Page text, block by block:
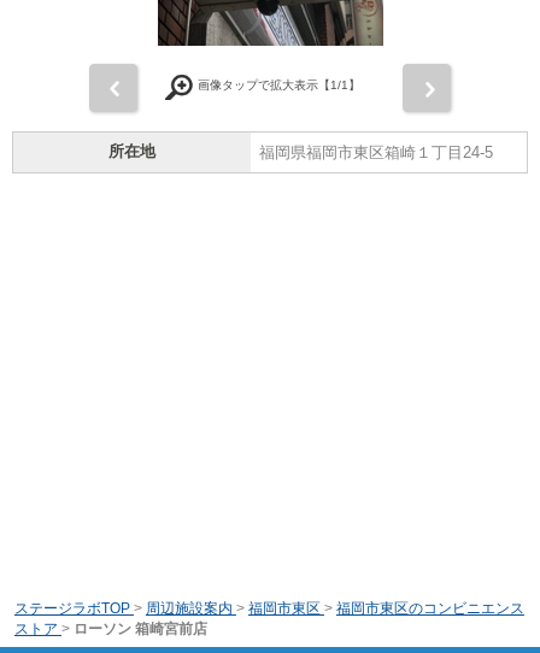
画像タップで拡大表示【1/1】
所在地 福岡県福岡市東区箱崎１丁目24-5
ステージラボTOP > 周辺施設案内 > 福岡市東区 > 福岡市東区のコンビニエンス
ストア > ローソン 箱崎宮前店